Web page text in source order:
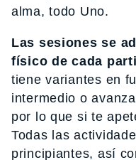
alma, todo Uno.
Las sesiones se
físico de cada
tiene variantes en
intermedio o
por lo que si te
Todas las
principiantes, así